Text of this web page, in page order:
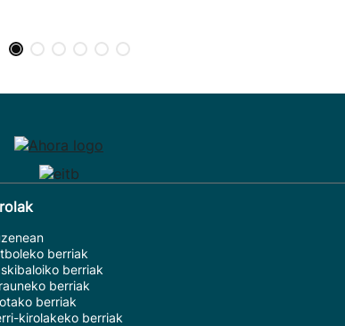
berriak
berriak
berriak
berriak
kirolakeko berriak